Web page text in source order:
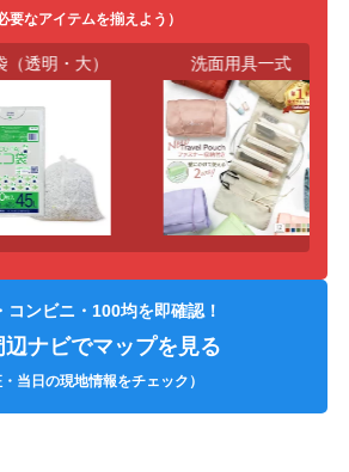
要なアイテムを揃えよう）
透明・大） 洗面用具一式
コンビニ・100均を即確認！
辺ナビでマップを見る
・当日の現地情報をチェック）